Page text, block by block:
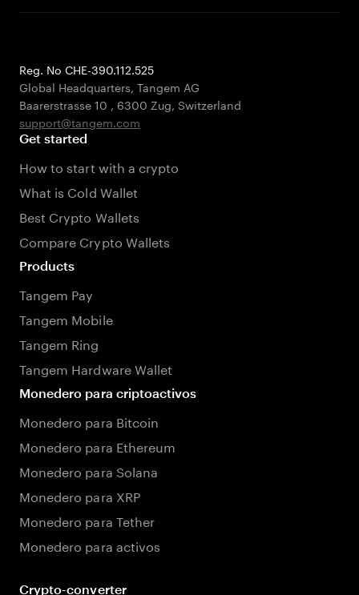
Reg. No CHE-390.112.525
Global Headquarters, Tangem AG
Baarerstrasse 10 , 6300 Zug, Switzerland
support@tangem.com
Get started
How to start with a crypto
What is Cold Wallet
Best Crypto Wallets
Compare Crypto Wallets
Products
Tangem Pay
Tangem Mobile
Tangem Ring
Tangem Hardware Wallet
Monedero para criptoactivos
Monedero para Bitcoin
Monedero para Ethereum
Monedero para Solana
Monedero para XRP
Monedero para Tether
Monedero para activos
Crypto-converter